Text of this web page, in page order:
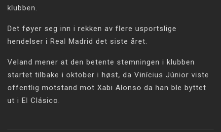
klubben.
Det føyer seg inn i rekken av flere usportslige
hendelser i Real Madrid det siste året.
Veland mener at den betente stemningen i klubben
startet tilbake i oktober i høst, da Vinícius Júnior viste
offentlig motstand mot Xabi Alonso da han ble byttet
ut i El Clásico.